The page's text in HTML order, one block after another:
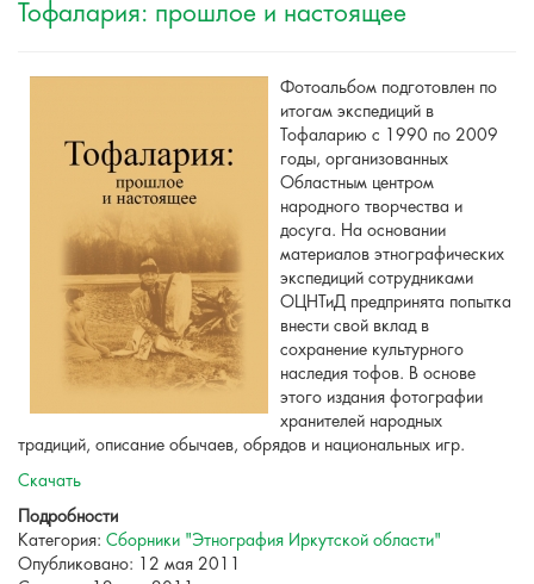
Тофалария: прошлое и настоящее
Фотоальбом подготовлен по
итогам экспедиций в
Тофаларию с 1990 по 2009
годы, организованных
Областным центром
народного творчества и
досуга. На основании
материалов этнографических
экспедиций сотрудниками
ОЦНТиД предпринята попытка
внести свой вклад в
сохранение культурного
наследия тофов. В основе
этого издания фотографии
хранителей народных
традиций, описание обычаев, обрядов и национальных игр.
Скачать
Подробности
Категория: Сборники "Этнография Иркутской области"
Опубликовано: 12 мая 2011